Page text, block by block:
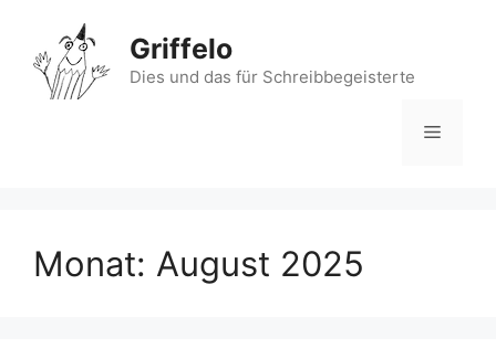
springen
Griffelo
Dies und das für Schreibbegeisterte
Menü
Monat: August 2025